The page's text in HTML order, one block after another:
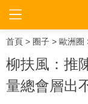
首頁 > 圈子 > 歐洲圈
柳扶風：推
量總會層出